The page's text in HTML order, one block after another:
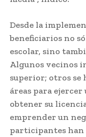
Desde la
beneficiarios no
escolar, sino
Algunos vecinos
superior; otros se
áreas para
obtener su
emprender un
participantes han